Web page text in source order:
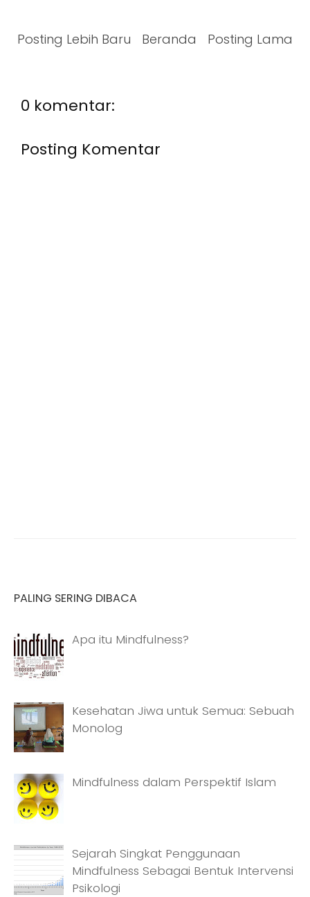
Posting Lebih Baru Posting Lama
Beranda
0 komentar:
Posting Komentar
PALING SERING DIBACA
Apa itu Mindfulness?
Kesehatan Jiwa untuk Semua: Sebuah
Monolog
Mindfulness dalam Perspektif Islam
Sejarah Singkat Penggunaan
Mindfulness Sebagai Bentuk Intervensi
Psikologi